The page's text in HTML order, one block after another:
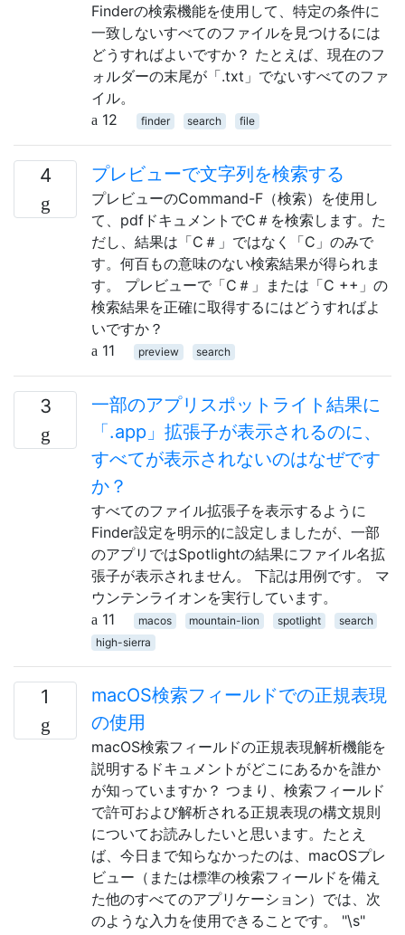
Finderの検索機能を使用して、特定の条件に
一致しないすべてのファイルを見つけるには
どうすればよいですか？ たとえば、現在のフ
ォルダーの末尾が「.txt」でないすべてのファ
イル。
12
finder search file
4 プレビューで文字列を検索する
プレビューのCommand-F（検索）を使用し
て、pdfドキュメントでC＃を検索します。た
だし、結果は「C＃」ではなく「C」のみで
す。何百もの意味のない検索結果が得られま
す。 プレビューで「C＃」または「C ++」の
検索結果を正確に取得するにはどうすればよ
いですか？
11
preview search
3
一部のアプリスポットライト結果に
「.app」拡張子が表示されるのに、
すべてが表示されないのはなぜです
か？
すべてのファイル拡張子を表示するように
Finder設定を明示的に設定しましたが、一部
のアプリではSpotlightの結果にファイル名拡
張子が表示されません。 下記は用例です。 マ
ウンテンライオンを実行しています。
11
macos mountain-lion spotlight
search
high-sierra
1
macOS検索フィールドでの正規表現
の使用
macOS検索フィールドの正規表現解析機能を
説明するドキュメントがどこにあるかを誰か
が知っていますか？ つまり、検索フィールド
で許可および解析される正規表現の構文規則
についてお読みしたいと思います。たとえ
ば、今日まで知らなかったのは、macOSプレ
ビュー（または標準の検索フィールドを備え
た他のすべてのアプリケーション）では、次
のような入力を使用できることです。 "\s"